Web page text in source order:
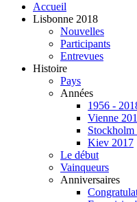
Accueil
Lisbonne 2018
Nouvelles
Participants
Entrevues
Histoire
Pays
Années
1956 -
Vienne
Stockholm
Kiev 2017
Le début
Vainqueurs
Anniversaires